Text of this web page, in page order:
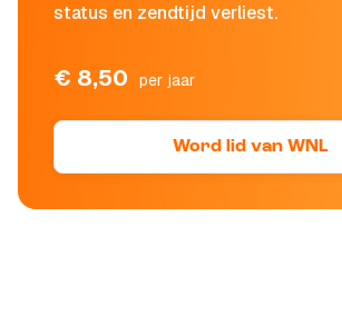
status en zendtijd verliest.
€ 8,50 per jaar
Word lid van WNL